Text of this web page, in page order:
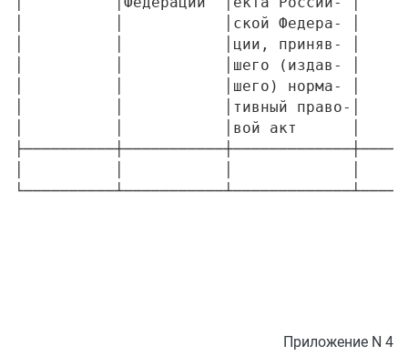
│          │           │ской Федера- │
│          │           │ции, приняв- │
│          │           │шего (издав- │
│          │           │шего) норма- │
│          │           │тивный право-
│          │           │вой акт      │
Приложение N 4